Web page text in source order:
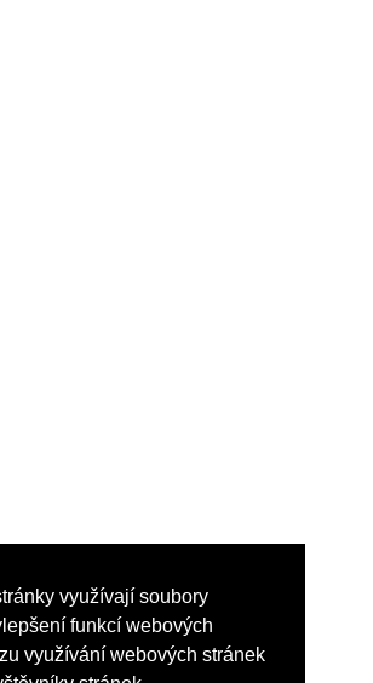
využívají soubory
funkcí webových
využívání webových stránek